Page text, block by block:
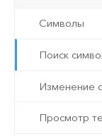
Символы
Поиск
Изменение
Просмотр